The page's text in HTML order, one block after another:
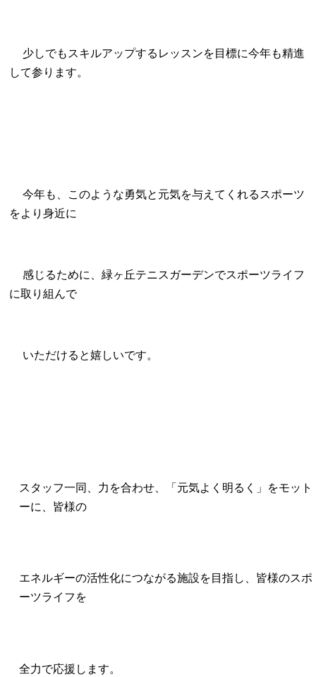
少しでもスキルアップするレッスンを目標に今年も精進
して参ります。
今年も、このような勇気と元気を与えてくれるスポーツ
をより身近に
感じるために、緑ヶ丘テニスガーデンでスポーツライフ
に取り組んで
いただけると嬉しいです。
スタッフ一同、力を合わせ、「元気よく明るく」をモット
ーに、皆様の
エネルギーの活性化につながる施設を目指し、皆様のスポ
ーツライフを
全力で応援します。